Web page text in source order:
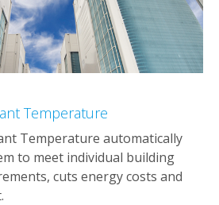
Temperature
Temperature automatically
to meet individual building
cuts energy costs and